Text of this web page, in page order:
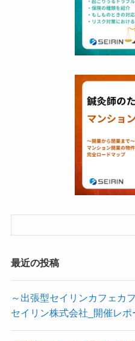
最近の投稿
～出張型セイリンカフェカ
セイリン株式会社_開催レポ